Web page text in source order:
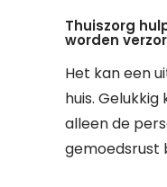
Thuiszorg
worden
Het kan een
huis.
alleen de
gemoedsrust